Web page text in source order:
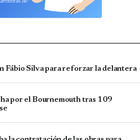
Fábio Silva para reforzar la delantera
por el Bournemouth tras 109